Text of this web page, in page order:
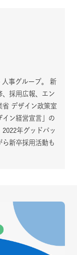
事グループ。 新
採用広報、エン
省 デザイン政策室
イン経営宣言」の
年グッドパッ
新卒採用活動も